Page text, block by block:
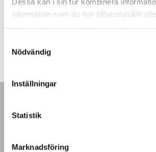
information som du har tillhandahållit
Nödvändig
Inställningar
Statistik
Marknadsföring